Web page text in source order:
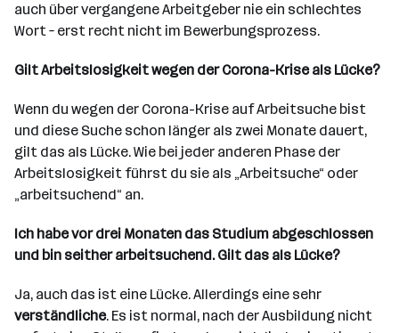
auch über vergangene Arbeitgeber nie ein schlechtes
Wort – erst recht nicht im Bewerbungsprozess.
Gilt Arbeitslosigkeit wegen der Corona-Krise als Lücke?
Wenn du wegen der Corona-Krise auf Arbeitsuche bist
und diese Suche schon länger als zwei Monate dauert,
gilt das als Lücke. Wie bei jeder anderen Phase der
Arbeitslosigkeit führst du sie als „Arbeitsuche“ oder
„arbeitsuchend“ an.
Ich habe vor drei Monaten das Studium abgeschlossen
und bin seither arbeitsuchend. Gilt das als Lücke?
Ja, auch das ist eine Lücke. Allerdings eine sehr
verständliche. Es ist normal, nach der Ausbildung nicht